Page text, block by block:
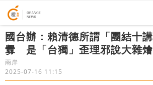
國台辦：賴清德所謂「團結十
釁 是「台獨」歪理邪說大雜燴
兩岸
2025-07-16 11:15